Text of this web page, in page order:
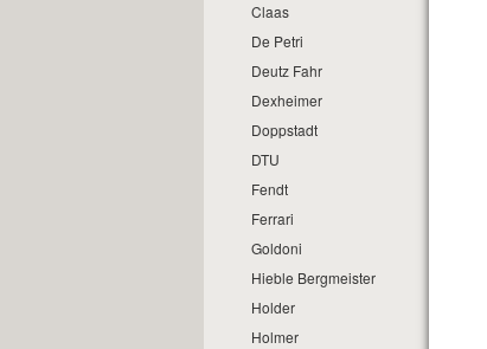
Claas
De Petri
Deutz Fahr
Dexheimer
Doppstadt
DTU
Fendt
Ferrari
Goldoni
Hieble Bergmeister
Holder
Holmer